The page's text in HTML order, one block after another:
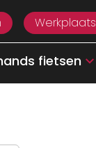
Werkplaats
fietsen